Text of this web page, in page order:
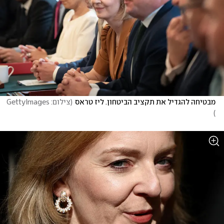
מבטיחה להגדיל את תקציב הביטחון. ליז טראס (צילום: GettyImages
)